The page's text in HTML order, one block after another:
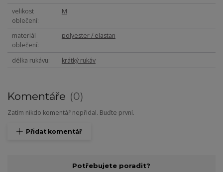
velikost
oblečení
M
materiál
oblečení
polyester / elastan
délka rukávu krátký rukáv
Komentáře 0
Zatím nikdo komentář nepřidal. Buďte první.
Přidat komentář
Potřebujete poradit?